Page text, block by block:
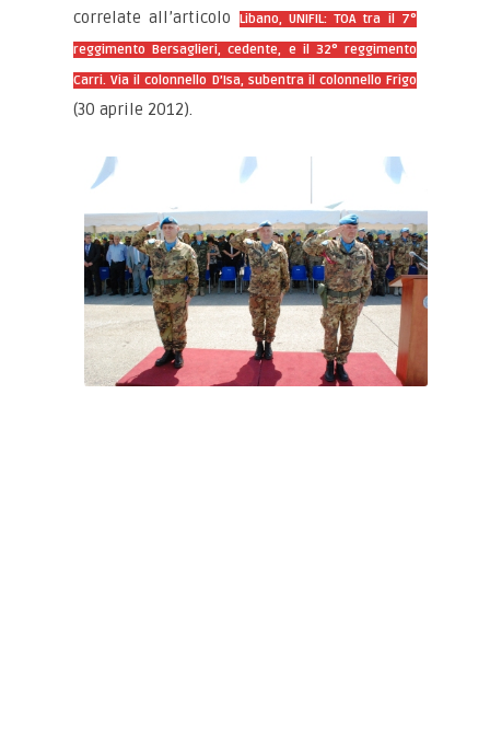
correlate all’articolo Libano, UNIFIL: TOA tra il 7°
reggimento Bersaglieri, cedente, e il 32° reggimento
Carri. Via il colonnello D’Isa, subentra il colonnello Frigo
(30 aprile 2012).